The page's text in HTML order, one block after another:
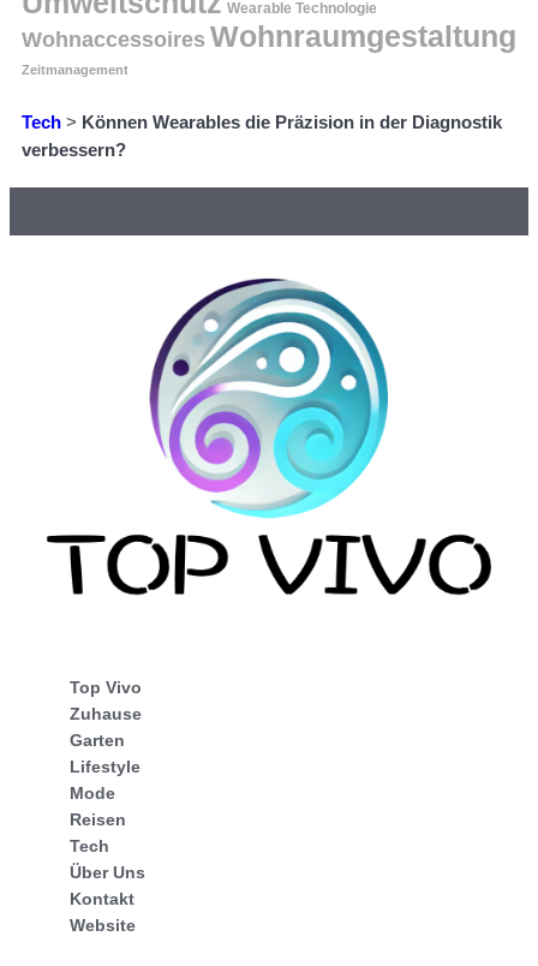
Wearable Technologie
Wohnaccessoires Wohnraumgestaltung
Zeitmanagement
Tech > Können Wearables die Präzision in der Diagnostik
verbessern?
Top Vivo
Zuhause
Garten
Lifestyle
Mode
Reisen
Tech
Über Uns
Kontakt
Website